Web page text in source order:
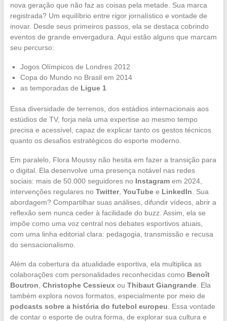
nova geração que não faz as coisas pela metade. Sua marca
registrada? Um equilíbrio entre rigor jornalístico e vontade de
inovar. Desde seus primeiros passos, ela se destaca cobrindo
eventos de grande envergadura. Aqui estão alguns que marcam
seu percurso:
Jogos Olímpicos de Londres 2012
Copa do Mundo no Brasil em 2014
as temporadas de Ligue 1
Essa diversidade de terrenos, dos estádios internacionais aos
estúdios de TV, forja nela uma expertise ao mesmo tempo
precisa e acessível, capaz de explicar tanto os gestos técnicos
quanto os desafios estratégicos do esporte moderno.
Em paralelo, Flora Moussy não hesita em fazer a transição para
o digital. Ela desenvolve uma presença notável nas redes
sociais: mais de 50.000 seguidores no Instagramem 2024,
intervenções regulares no Twitter, YouTubee LinkedIn . Sua
abordagem? Compartilhar suas análises, difundir vídeos, abrir a
reflexão sem nunca ceder à facilidade do buzz. Assim, ela se
impõe como uma voz central nos debates esportivos atuais,
com uma linha editorial clara: pedagogia, transmissão e recusa
do sensacionalismo.
Além da cobertura da atualidade esportiva, ela multiplica as
colaborações com personalidades reconhecidas como Benoît
Boutron Christophe Cessieuxou Thibaut Giangrande. Ela
também explora novos formatos, especialmente por meio de
podcasts sobre a história do futebol europeu . Essa vontade
de contar o esporte de outra forma, de explorar sua cultura e